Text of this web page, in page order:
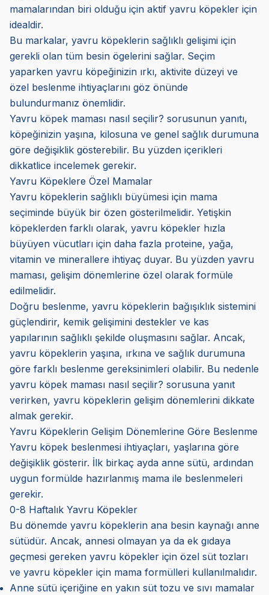
mamalarından biri olduğu için aktif yavru köpekler için
idealdir.
Bu markalar, yavru köpeklerin sağlıklı gelişimi için
gerekli olan tüm besin ögelerini sağlar. Seçim
yaparken yavru köpeğinizin ırkı, aktivite düzeyi ve
özel beslenme ihtiyaçlarını göz önünde
bulundurmanız önemlidir.
Yavru köpek maması nasıl seçilir? sorusunun yanıtı,
köpeğinizin yaşına, kilosuna ve genel sağlık durumuna
göre değişiklik gösterebilir. Bu yüzden içerikleri
dikkatlice incelemek gerekir.
Yavru Köpeklere Özel Mamalar
Yavru köpeklerin sağlıklı büyümesi için mama
seçiminde büyük bir özen gösterilmelidir. Yetişkin
köpeklerden farklı olarak, yavru köpekler hızla
büyüyen vücutları için daha fazla proteine, yağa,
vitamin ve minerallere ihtiyaç duyar. Bu yüzden yavru
maması, gelişim dönemlerine özel olarak formüle
edilmelidir.
Doğru beslenme, yavru köpeklerin bağışıklık sistemini
güçlendirir, kemik gelişimini destekler ve kas
yapılarının sağlıklı şekilde oluşmasını sağlar. Ancak,
yavru köpeklerin yaşına, ırkına ve sağlık durumuna
göre farklı beslenme gereksinimleri olabilir. Bu nedenle
yavru köpek maması nasıl seçilir? sorusuna yanıt
verirken, yavru köpeklerin gelişim dönemlerini dikkate
almak gerekir.
Yavru Köpeklerin Gelişim Dönemlerine Göre Beslenme
Yavru köpek beslenmesi ihtiyaçları, yaşlarına göre
değişiklik gösterir. İlk birkaç ayda anne sütü, ardından
uygun formülde hazırlanmış mama ile beslenmeleri
gerekir.
0-8 Haftalık Yavru Köpekler
Bu dönemde yavru köpeklerin ana besin kaynağı anne
sütüdür. Ancak, annesi olmayan ya da ek gıdaya
geçmesi gereken yavru köpekler için özel süt tozları
ve yavru köpekler için mama formülleri kullanılmalıdır.
Anne sütü içeriğine en yakın süt tozu ve sıvı mamalar